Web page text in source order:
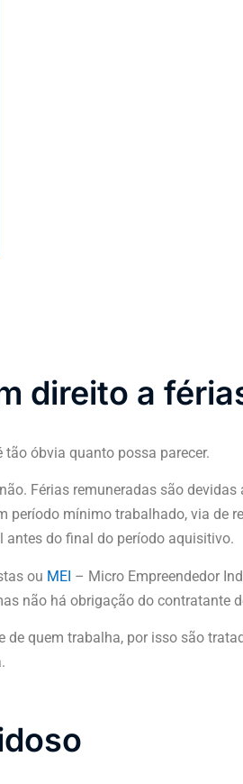
direito a
óbvia quanto possa parecer.
Férias remuneradas são devidas
período mínimo trabalhado, via de
do final do período aquisitivo.
ou MEI – Micro Empreendedor
não há obrigação do contratante
quem trabalha, por isso são